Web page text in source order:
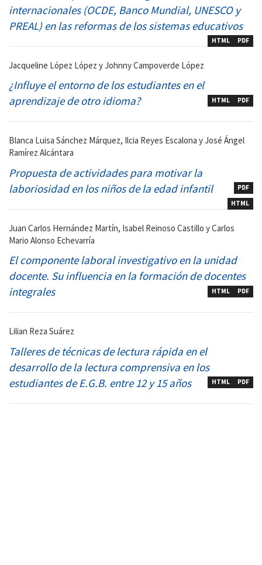
internacionales (OCDE, Banco Mundial, UNESCO y
PREAL) en las reformas de los sistemas educativos
PDF
HTML
Jacqueline López López y Johnny Campoverde López
¿Influye el entorno de los estudiantes en el
aprendizaje de otro idioma?
PDF
HTML
Blanca Luisa Sánchez Márquez, Ilcia Reyes Escalona y José Ángel
Ramírez Alcántara
Propuesta de actividades para motivar la
laboriosidad en los niños de la edad infantil
PDF
HTML
Juan Carlos Hernández Martín, Isabel Reinoso Castillo y Carlos
Mario Alonso Echevarría
El componente laboral investigativo en la unidad
docente. Su influencia en la formación de docentes
integrales
PDF
HTML
Lilian Reza Suárez
Talleres de técnicas de lectura rápida en el
desarrollo de la lectura comprensiva en los
estudiantes de E.G.B. entre 12 y 15 años
PDF
HTML